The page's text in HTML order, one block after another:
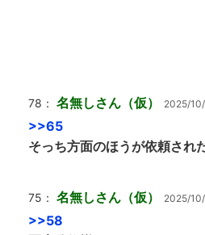
78： 名無しさん（仮） 2025/
>>65
そっち方面のほうが依頼され
75： 名無しさん（仮） 2025/
>>58